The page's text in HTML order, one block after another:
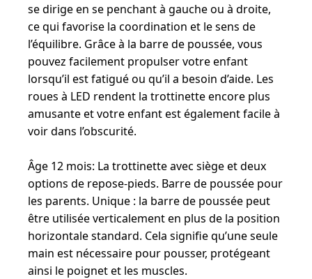
se dirige en se penchant à gauche ou à droite,
ce qui favorise la coordination et le sens de
l’équilibre. Grâce à la barre de poussée, vous
pouvez facilement propulser votre enfant
lorsqu’il est fatigué ou qu’il a besoin d’aide. Les
roues à LED rendent la trottinette encore plus
amusante et votre enfant est également facile à
voir dans l’obscurité.
Âge 12 mois: La trottinette avec siège et deux
options de repose-pieds. Barre de poussée pour
les parents. Unique : la barre de poussée peut
être utilisée verticalement en plus de la position
horizontale standard. Cela signifie qu’une seule
main est nécessaire pour pousser, protégeant
ainsi le poignet et les muscles.